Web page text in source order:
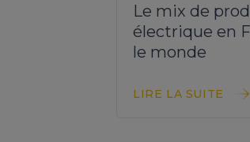
Le mix de
électrique en
le monde
LIRE LA SUITE